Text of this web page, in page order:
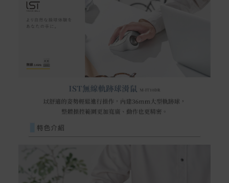
退回之商品必須是全新狀態且完整包裝(含商品、附件、包
裝、紙箱及所有附隨文件或資料)。
商品到貨後進行開箱前請全程錄影以確保自身權益 ! 非商
權向消費者收取相應的整新費用。
*遊戲光碟、軟體等影音商品屬智慧財產權之商品。依消費
者保護法第十九條第二項規定，一經拆封後恕不接受退換
如有相關退換貨服務需求，您可以透過專線或服務信箱聯
繫客服。
本站商品除有特別標示收取運費之商品，其餘全館皆可免
運宅配到府。